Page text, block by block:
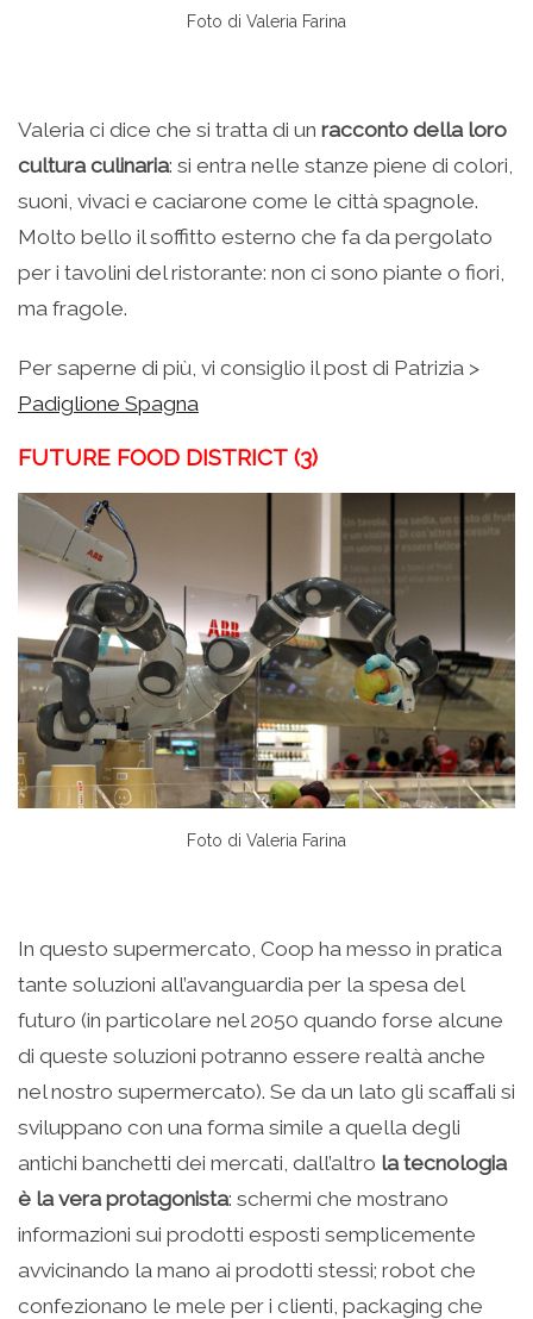
Foto di Valeria Farina
Valeria ci dice che si tratta di un racconto della loro
cultura culinaria: si entra nelle stanze piene di colori,
suoni, vivaci e caciarone come le città spagnole.
Molto bello il soffitto esterno che fa da pergolato
per i tavolini del ristorante: non ci sono piante o fiori,
ma fragole.
Per saperne di più, vi consiglio il post di Patrizia >
Padiglione Spagna
FUTURE FOOD DISTRICT (3)
Foto di Valeria Farina
In questo supermercato, Coop ha messo in pratica
tante soluzioni all’avanguardia per la spesa del
futuro (in particolare nel 2050 quando forse alcune
di queste soluzioni potranno essere realtà anche
nel nostro supermercato). Se da un lato gli scaffali si
sviluppano con una forma simile a quella degli
antichi banchetti dei mercati, dall’altro la tecnologia
è la vera protagonista: schermi che mostrano
informazioni sui prodotti esposti semplicemente
avvicinando la mano ai prodotti stessi; robot che
confezionano le mele per i clienti, packaging che